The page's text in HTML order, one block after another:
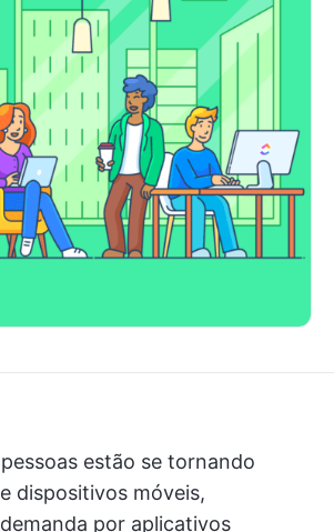
estão se tornando
dispositivos móveis,
por aplicativos